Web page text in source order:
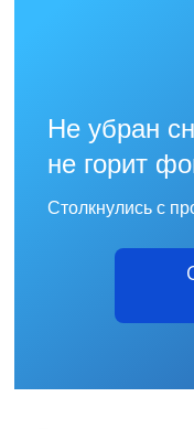
Не убран
не горит
Столкнулись с